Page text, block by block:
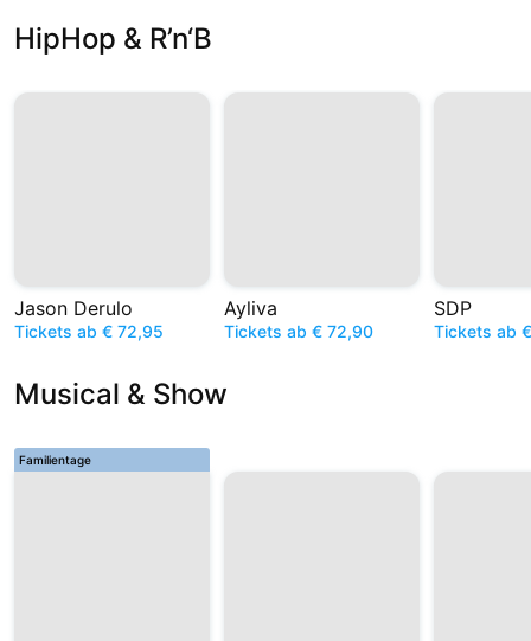
HipHop & R’n‘B
Jason Derulo
Tickets ab € 72,95
Ayliva
Tickets ab € 72,90
SDP
Tickets ab
Musical & Show
Familientage